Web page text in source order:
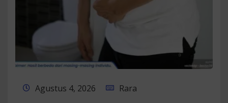
Agustus 4, 2026 Rara